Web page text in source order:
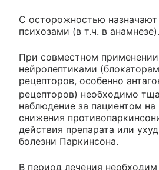
С осторожностью назначают
психозами (в т.ч. в анамнезе).
При совместном
нейролептиками
рецепторов, особенно
рецепторов) необходимо
наблюдение за пациентом на
снижения
действия препарата или
болезни Паркинсона.
В период лечения